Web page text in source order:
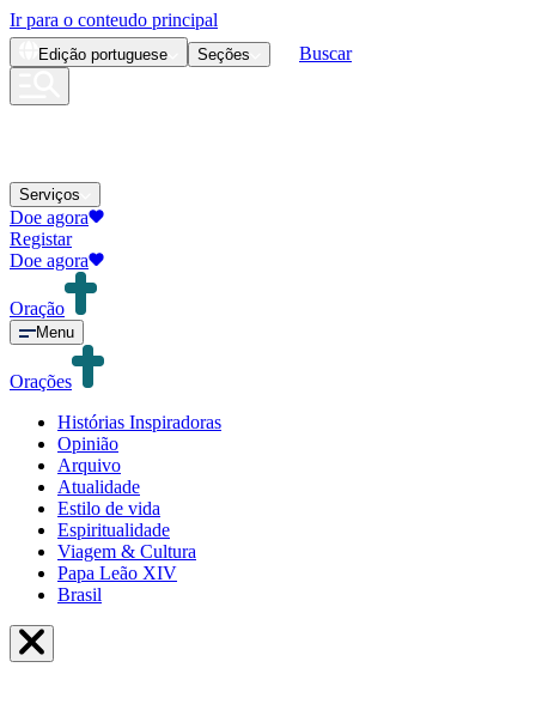
Ir para o conteudo principal
Edição portuguese Seções Buscar
Serviços
Doe agora
Registar
Doe agora
Oração
Menu
Orações
Histórias Inspiradoras
Opinião
Arquivo
Atualidade
Estilo de vida
Espiritualidade
Viagem & Cultura
Papa Leão XIV
Brasil